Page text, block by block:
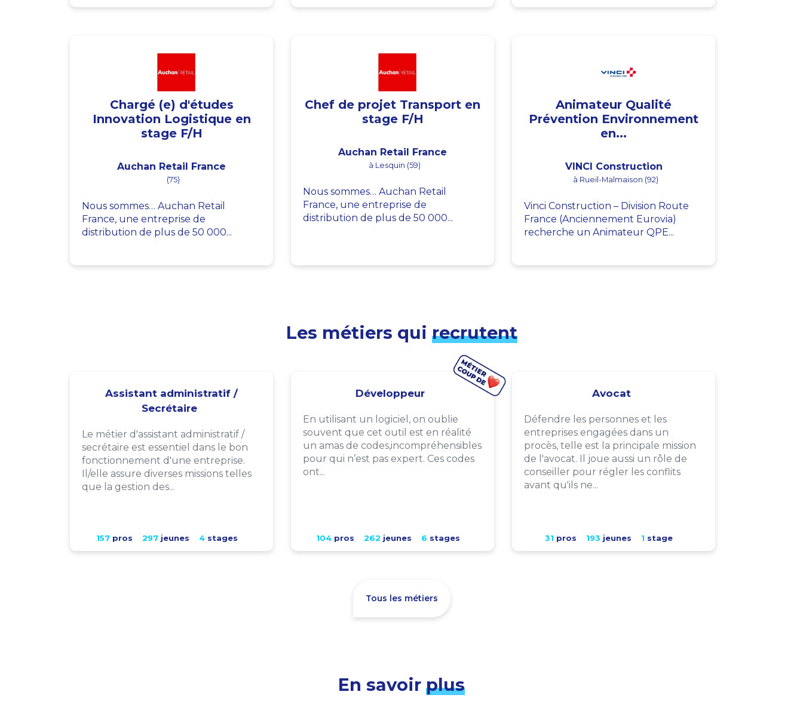
Chargé (e) d'études
Innovation Logistique en
stage F/H
Auchan Retail France
(75)
Nous sommes… Auchan Retail
France, une entreprise de
distribution de plus de 50 000...
Chef de projet Transport en
stage F/H
Auchan Retail France
à Lesquin (59)
Nous sommes… Auchan Retail
France, une entreprise de
distribution de plus de 50 000...
Animateur Qualité
Prévention Environnement
en...
VINCI Construction
à Rueil-Malmaison (92)
Vinci Construction – Division Route
France (Anciennement Eurovia)
recherche un Animateur QPE...
Les métiers qui recrutent
Assistant administratif /
Secrétaire
Le métier d'assistant administratif /
secrétaire est essentiel dans le bon
fonctionnement d'une entreprise.
Il/elle assure diverses missions telles
que la gestion des...
157pros 297jeunes 4stages
Développeur
En utilisant un logiciel, on oublie
souvent que cet outil est en réalité
un amas de codes,incompréhensibles
pour qui n’est pas expert. Ces codes
ont...
104pros 262 jeunes 6 stages
Avocat
Défendre les personnes et les
entreprises engagées dans un
procès, telle est la principale mission
de l'avocat. Il joue aussi un rôle de
conseiller pour régler les conflits
avant qu'ils ne...
31 pros 193 jeunes 1 stage
Tous les métiers
En savoir plus